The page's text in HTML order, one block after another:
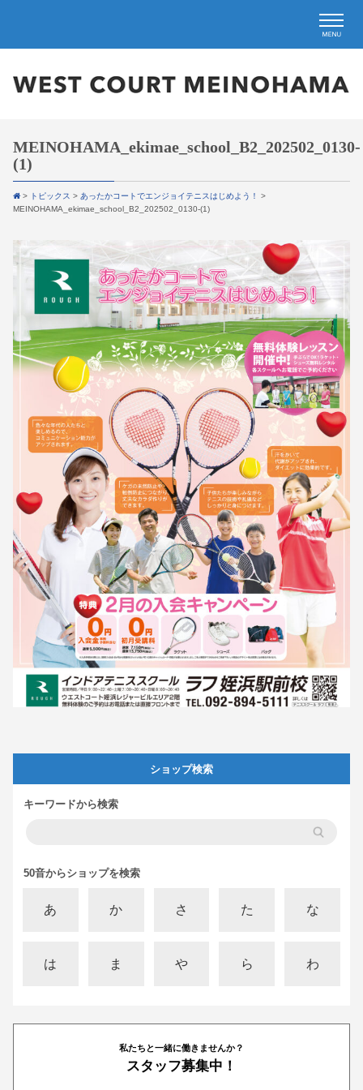
MEINOHAMA_ekimae_school_B2_202502_0130-
(1)
> トピックス > あったかコートでエンジョイテニスはじめよう！
>
MEINOHAMA_ekimae_school_B2_202502_0130-(1)
ショップ検索
キーワードから検索
50音からショップを検索
あ か さ た な
は ま や ら わ
私たちと一緒に働きませんか？
スタッフ募集中！